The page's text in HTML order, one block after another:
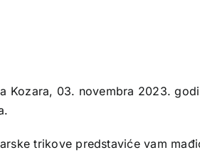
Kozara, 03. novembra 2023.
trikove predstaviće vam